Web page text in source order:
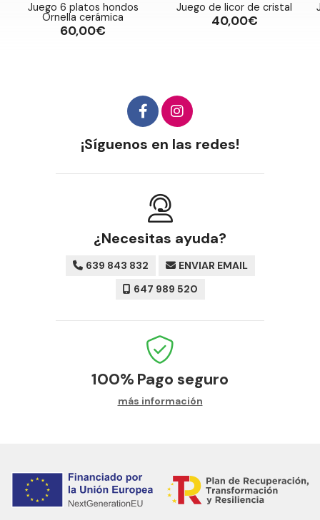
Juego 6 platos hondos
Ornella cerámica
60,00€
Juego de licor de cristal
40,00€
¡Síguenos en las redes!
¿Necesitas ayuda?
639 843 832
ENVIAR EMAIL
647 989 520
100% Pago seguro
más información